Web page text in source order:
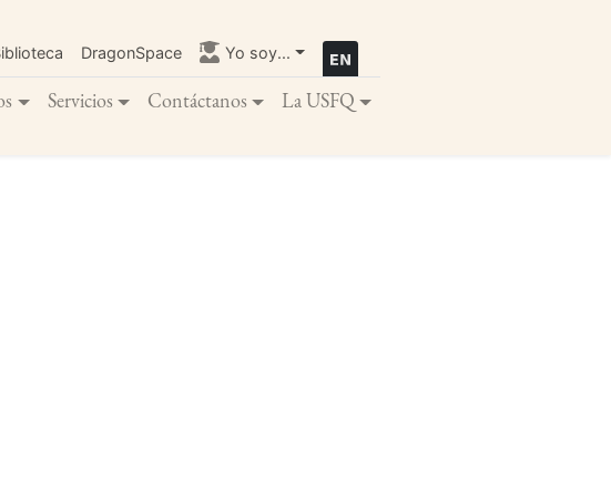
DragonSpace Yo soy...
Servicios Contáctanos La USFQ